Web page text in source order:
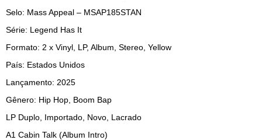
Selo: Mass Appeal – MSAP185STAN
Série: Legend Has It
Formato: 2 x Vinyl, LP, Album, Stereo, Yellow
País: Estados Unidos
Lançamento: 2025
Gênero: Hip Hop, Boom Bap
LP Duplo, Importado, Novo, Lacrado
A1 Cabin Talk (Album Intro)